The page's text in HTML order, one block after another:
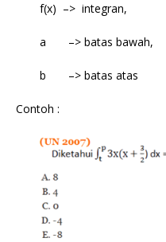
f(x) –> integran,
a –> batas bawah,
b –> batas atas
Contoh :